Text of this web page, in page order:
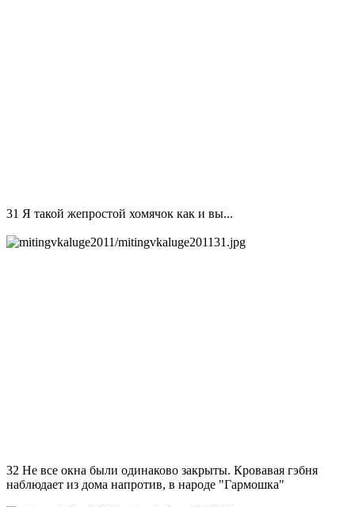
31 Я такой жепростой хомячок как и вы...
32 Не все окна были одинаково закрыты. Кровавая гэбня
наблюдает из дома напротив, в народе "Гармошка"